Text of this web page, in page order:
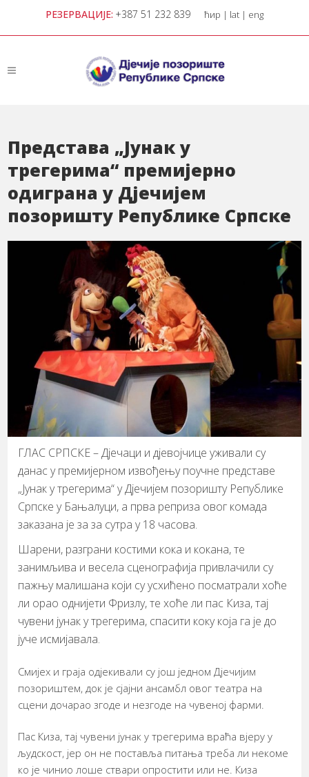
РЕЗЕРВАЦИЈЕ: +387 51 232 839 ћир | lat | eng
Представа „Јунак у
трегерима“ премијерно
одиграна у Дјечијем
позоришту Републике Српске
ГЛАС СРПСКЕ – Дјечаци и дјевојчице уживали су
данас у премијерном извођењу поучне представе
„Јунак у трегерима“ у Дјечијем позоришту Републике
Српске у Бањалуци, а прва реприза овог комада
заказана је за за сутра у 18 часова.
Шарени, разграни костими кока и кокана, те
занимљива и весела сценографија привлачили су
пажњу малишана који су усхићено посматрали хоће
ли орао однијети Фризлу, те хоће ли пас Киза, тај
чувени јунак у трегерима, спасити коку која га је до
јуче исмијавала.
Смијех и граја одјекивали су још једном Дјечијим
позориштем, док је сјајни ансамбл овог театра на
сцени дочарао згоде и незгоде на чувеној фарми.
Пас Киза, тај чувени јунак у трегерима враћа вјеру у
људскост, јер он не поставља питања треба ли некоме
ко је чинио лоше ствари опростити или не. Киза